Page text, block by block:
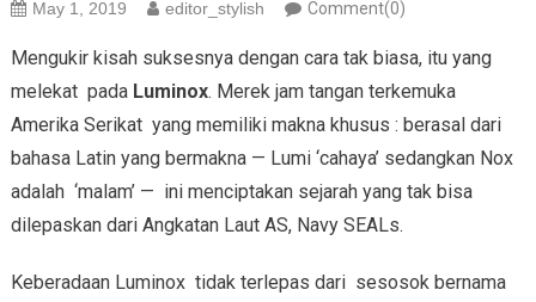
May 1, 2019 editor_stylish Comment(0)
Mengukir kisah suksesnya dengan cara tak biasa, itu yang
melekat padaLuminox. Merek jam tangan terkemuka
Amerika Serikat yang memiliki makna khusus : berasal dari
bahasa Latin yang bermakna — Lumi ‘cahaya’ sedangkan Nox
adalah ‘malam’ — ini menciptakan sejarah yang tak bisa
dilepaskan dari Angkatan Laut AS, Navy SEALs.
Keberadaan Luminox tidak terlepas dari sesosok bernama